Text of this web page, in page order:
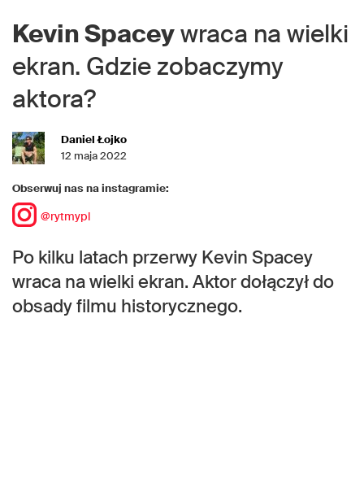
Kevin Spaceywraca na wielki
ekran. Gdzie zobaczymy
aktora?
Daniel Łojko
12 maja 2022
Obserwuj nas na instagramie:
@rytmypl
Po kilku latach przerwy Kevin Spacey
wraca na wielki ekran. Aktor dołączył do
obsady filmu historycznego.